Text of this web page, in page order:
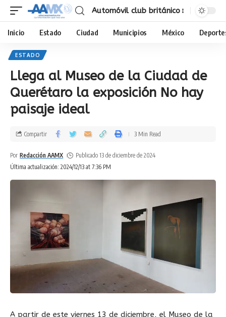
Automóvil club británico
Inicio Estado Ciudad Municipios México
ESTADO
Llega al Museo de la Ciudad de
Querétaro la exposición No hay
paisaje ideal
Última actualización: 2024/12/13 at 7:36 PM
Por Redacción AAMX Publicado 13 de diciembre de 2024
Compartir 3 Min Read
A partir de este viernes 13 de diciembre, el Museo de la